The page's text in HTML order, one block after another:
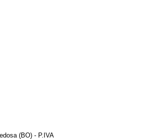
(BO) - P.IVA